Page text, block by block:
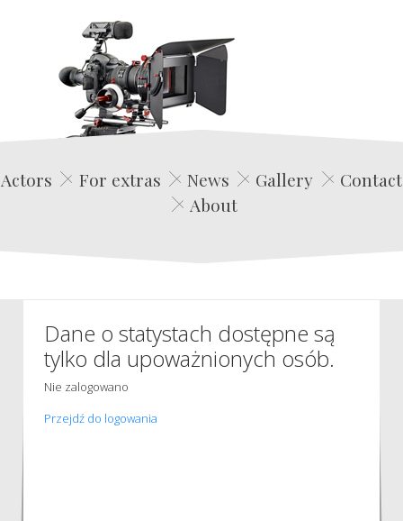
Edwin Film Agencja Aktorska
Actors For extras News Gallery
Contact
About
Dane o statystach dostępne są
tylko dla upoważnionych osób.
Nie zalogowano
Przejdź do logowania